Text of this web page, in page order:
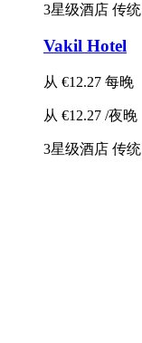
3星级酒店 传统
Vakil Hotel
从 €12.27 每晚
从 €12.27 /夜晚
3星级酒店 传统